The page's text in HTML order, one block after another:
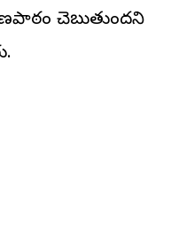
చెబుతుందని